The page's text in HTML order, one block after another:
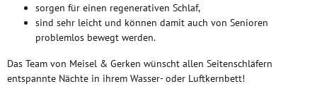
sorgen für einen regenerativen Schlaf,
sind sehr leicht und können damit auch von Senioren
problemlos bewegt werden.
Das Team von Meisel & Gerken wünscht allen Seitenschläfern
entspannte Nächte in ihrem Wasser- oder Luftkernbett!